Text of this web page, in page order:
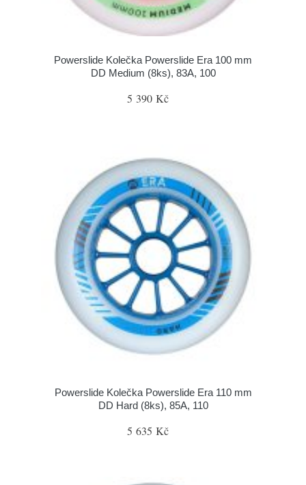
Powerslide Kolečka Powerslide Era 100 mm
DD Medium (8ks), 83A, 100
5 390 Kč
Powerslide Kolečka Powerslide Era 110 mm
DD Hard (8ks), 85A, 110
5 635 Kč